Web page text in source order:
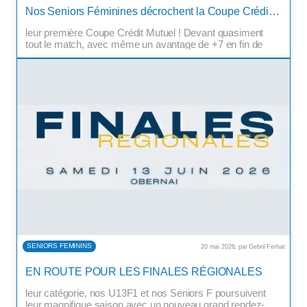
Nos Seniors Féminines décrochent la Coupe Crédit Mutuel et signent le doublé !
Il y a pile une semaine, nos Seniors Féminines venaient à
bout d’une valeureuse équipe des Coteaux pour remporter
leur première Coupe Crédit Mutuel ! Devant quasiment
tout le match, avec même un avantage de +7 en fin de
première période, nos Seniors se sont néanmoins fait peur
EN ROUTE POUR LES FINALES RÉGIONALES
leur catégorie, nos U13F1 et nos Seniors F poursuivent
leur magnifique saison avec un nouveau grand rendez-
SENIORS FEMININS 20 mai 2026, par Gebril Ferhat